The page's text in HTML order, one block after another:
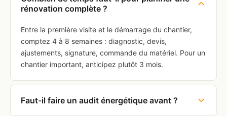
rénovation complète ?
Entre la première visite et le démarrage du chantier,
comptez 4 à 8 semaines : diagnostic, devis,
ajustements, signature, commande du matériel. Pour un
chantier important, anticipez plutôt 3 mois.
Faut-il faire un audit énergétique avant ?